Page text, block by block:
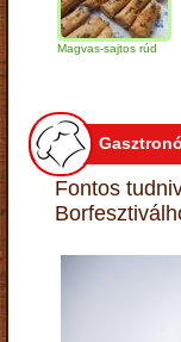
Magvas-sajtos rúd
Fontos